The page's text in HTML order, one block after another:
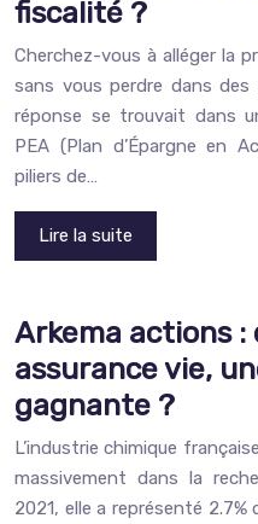
fiscalité ?
Cherchez-vous à alléger la
sans vous perdre dans
réponse se trouvait dans
PEA (Plan d’Épargne en
piliers de…
Lire la suite
Arkema actions
assurance vie,
gagnante ?
L’industrie chimique
massivement dans la
2021, elle a représenté 2.7%